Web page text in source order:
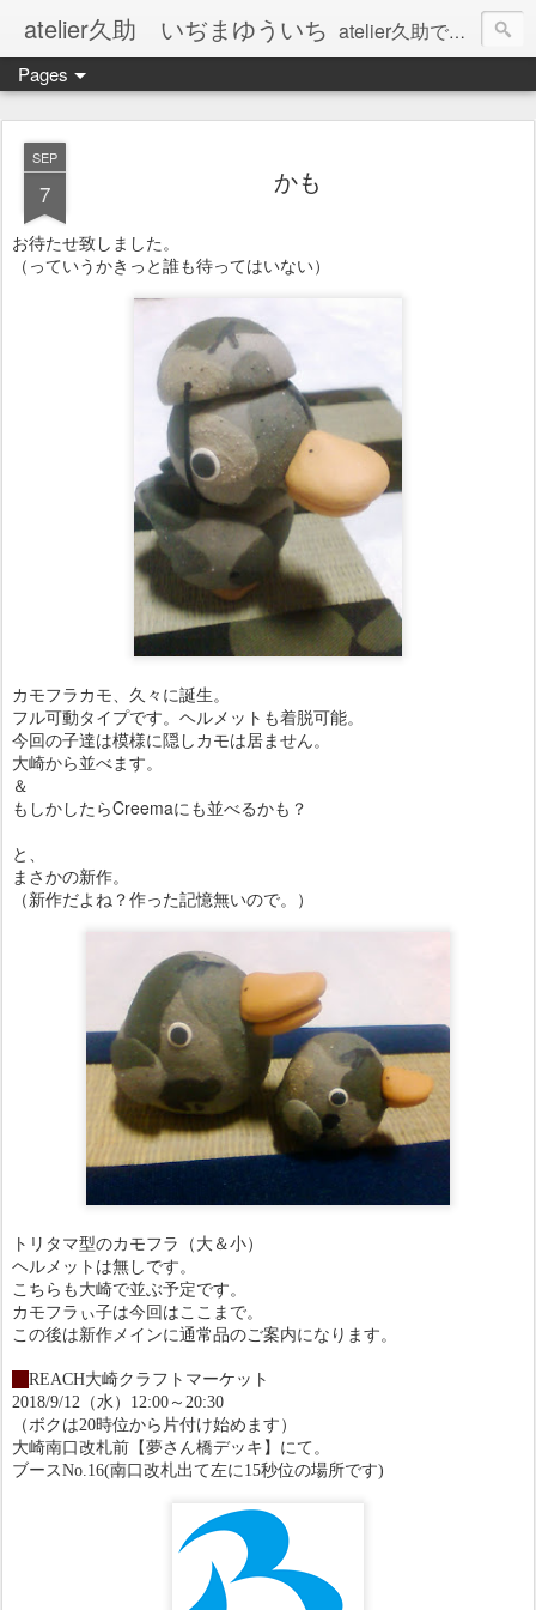
atelier久助 いぢまゆういち atelier久助では土と火から暖かなモノたちを生み出しています。 ご覧になられた方が和んで頂ければ幸いです。
Pages
SEP
7 かも
お待たせ致しました。
（っていうかきっと誰も待ってはいない）
カモフラカモ、久々に誕生。
フル可動タイプです。ヘルメットも着脱可能。
今回の子達は模様に隠しカモは居ません。
大崎から並べます。
＆
もしかしたらCreemaにも並べるかも？
と、
まさかの新作。
（新作だよね？作った記憶無いので。）
トリタマ型のカモフラ（大＆小）
ヘルメットは無しです。
こちらも大崎で並ぶ予定です。
カモフラぃ子は今回はここまで。
この後は新作メインに通常品のご案内になります。
REACH大崎クラフトマーケット
2018/9/12（水）12:00～20:30
（ボクは20時位から片付け始めます）
大崎南口改札前【夢さん橋デッキ】にて。
ブースNo.16(南口改札出て左に15秒位の場所です)